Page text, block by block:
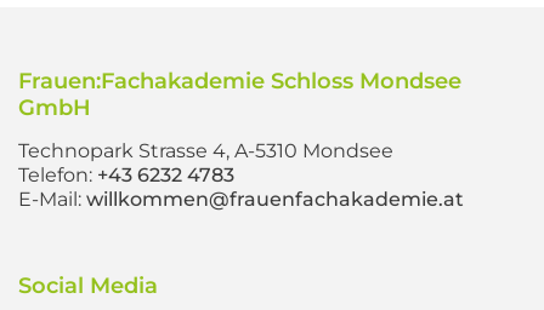
Frauen:Fachakademie Schloss Mondsee
GmbH
Technopark Strasse 4, A-5310 Mondsee
Telefon: +43 6232 4783
E-Mail: willkommen@frauenfachakademie.at
Social Media